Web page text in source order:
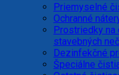
Priemyselné
Ochranné
Prostriedky na
stavebných
Dezinfekčné
Špeciálne